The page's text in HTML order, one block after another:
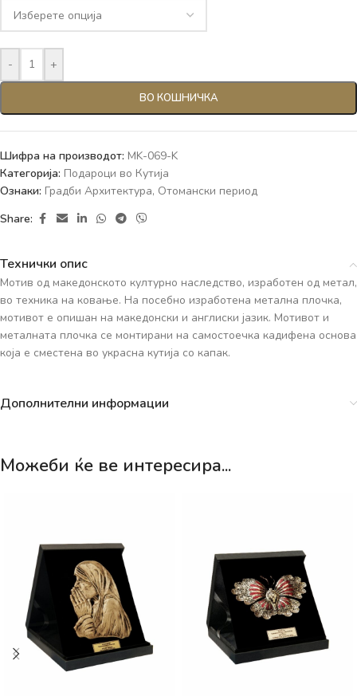
- +
ВО КОШНИЧКА
Шифра на производот: MK-069-K
Категорија: Подароци во Кутија
Ознаки: Градби Архитектура, Отомански период
Share:
Технички опис
Мотив од македонското културно наследство, изработен од метал,
во техника на ковање. На посебно изработена метална плочка,
мотивот е опишан на македонски и англиски јазик. Мотивот и
металната плочка се монтирани на самостоечка кадифена основа
која е сместена во украсна кутија со капак.
Дополнителни информации
Можеби ќе ве интересира...